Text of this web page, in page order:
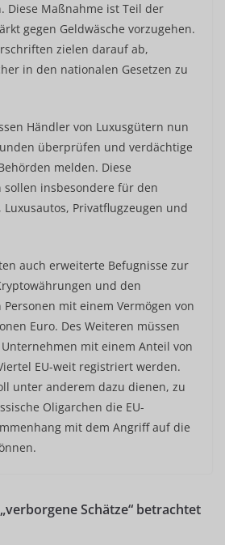
Diese Maßnahme ist Teil der
gegen Geldwäsche vorzugehen.
zielen darauf ab,
in den nationalen Gesetzen zu
Händler von Luxusgütern nun
überprüfen und verdächtige
melden. Diese
sollen insbesondere für den
Luxusautos, Privatflugzeugen und
auch erweiterte Befugnisse zur
und den
Personen mit einem Vermögen von
Euro. Des Weiteren müssen
mit einem Anteil von
EU-weit registriert werden.
unter anderem dazu dienen, zu
Oligarchen die EU-
mit dem Angriff auf die
Schätze“ betrachtet